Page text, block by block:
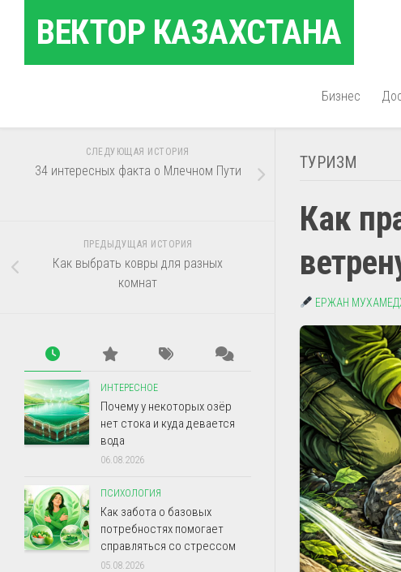
содержаниюВЕКТОР КАЗАХСТАНА
Бизнес
ТУРИЗМ
Как
ЕРЖАН
СЛЕДУЮЩАЯ ИСТОРИЯ
34 интересных факта о Млечном Пути
ПРЕДЫДУЩАЯ ИСТОРИЯ
Как выбрать ковры для разных
комнат
ИНТЕРЕСНОЕ
Почему у некоторых озёр
нет стока и куда девается
вода
06.08.2026
ПСИХОЛОГИЯ
Как забота о базовых
потребностях помогает
справляться со стрессом
05.08.2026